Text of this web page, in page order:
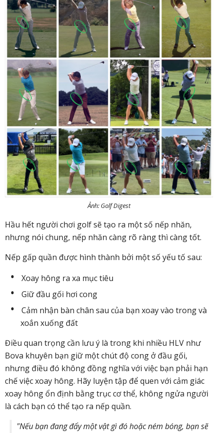
Ảnh: Golf Digest
Hầu hết người chơi golf sẽ tạo ra một số nếp nhăn,
nhưng nói chung, nếp nhăn càng rõ ràng thì càng tốt.
Nếp gấp quần được hình thành bởi một số yếu tố sau:
Xoay hông ra xa mục tiêu
Giữ đầu gối hơi cong
Cảm nhận bàn chân sau của bạn xoay vào trong và
xoắn xuống đất
Điều quan trọng cần lưu ý là trong khi nhiều HLV như
Bova khuyên bạn giữ một chút độ cong ở đầu gối,
nhưng điều đó không đồng nghĩa với việc bạn phải hạn
chế việc xoay hông. Hãy luyện tập để quen với cảm giác
xoay hông ổn định bằng trục cơ thể, không ngửa người
là cách bạn có thể tạo ra nếp quần.
"Nếu bạn đang đẩy một vật gì đó hoặc ném bóng, bạn sẽ